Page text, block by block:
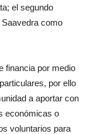
el segundo
como
financia por medio
por ello
a aportar con
económicas o
voluntarios para